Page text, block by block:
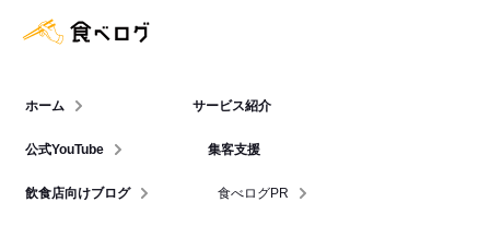
ホーム
公式YouTube
飲食店向けブログ
サービス紹介
集客支援
食べログPR